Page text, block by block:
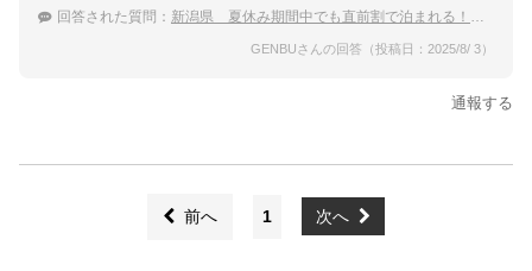
回答された質問： 新潟県 夏休み期間中でも直前割で泊まれる！温泉宿のおすすめは？
GENBUさんの回答（投稿日：2025/8/ 3）
通報する
前へ 1 次へ